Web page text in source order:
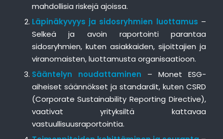
mahdollisia riskejä ajoissa.
Läpinäkyvyys ja sidosryhmien luottamus –
Selkeä ja avoin raportointi parantaa
sidosryhmien, kuten asiakkaiden, sijoittajien ja
viranomaisten, luottamusta organisaatioon.
Sääntelyn noudattaminen – Monet ESG-
aiheiset säännökset ja standardit, kuten CSRD
(Corporate Sustainability Reporting Directive),
vaativat yrityksiltä kattavaa
vastuullisuusraportointia.